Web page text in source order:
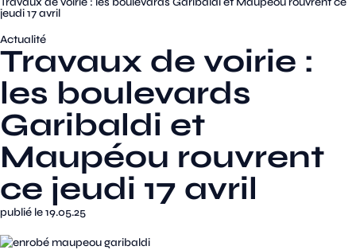
jeudi 17 avril
Actualité
Travaux de voirie :
les boulevards
Garibaldi et
Maupéou rouvrent
ce jeudi 17 avril
publié le 19.05.25